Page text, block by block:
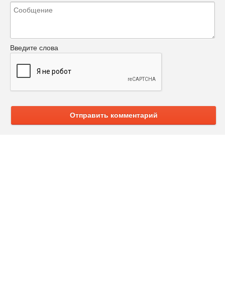
Введите слова
Отправить комментарий